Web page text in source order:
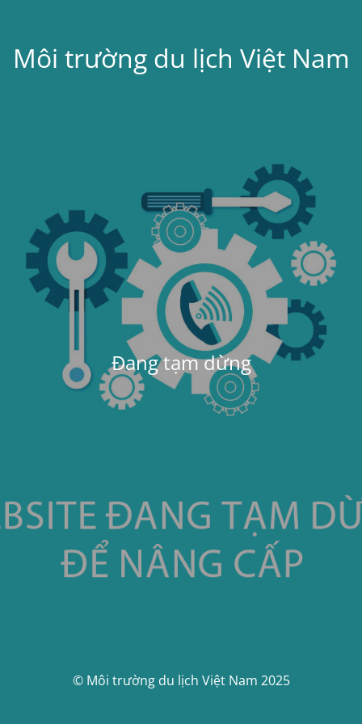
Môi trường du lịch Việt Nam
Đang tạm dừng
© Môi trường du lịch Việt Nam 2025